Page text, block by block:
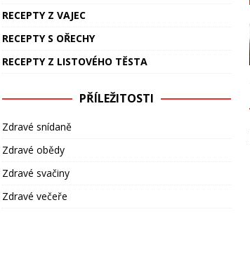
RECEPTY Z VAJEC
RECEPTY S OŘECHY
RECEPTY Z LISTOVÉHO TĚSTA
PŘÍLEŽITOSTI
Zdravé snídaně
Zdravé obědy
Zdravé svačiny
Zdravé večeře